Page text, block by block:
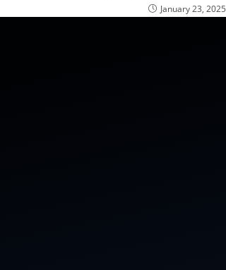
January 23, 2025